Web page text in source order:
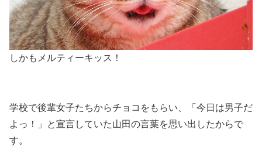
しかもメルティーキッス！
学校で後輩女子たちからチョコをもらい、「今日は男子だ
よっ！」と宣言していた山田の言葉を思い出したからで
す。